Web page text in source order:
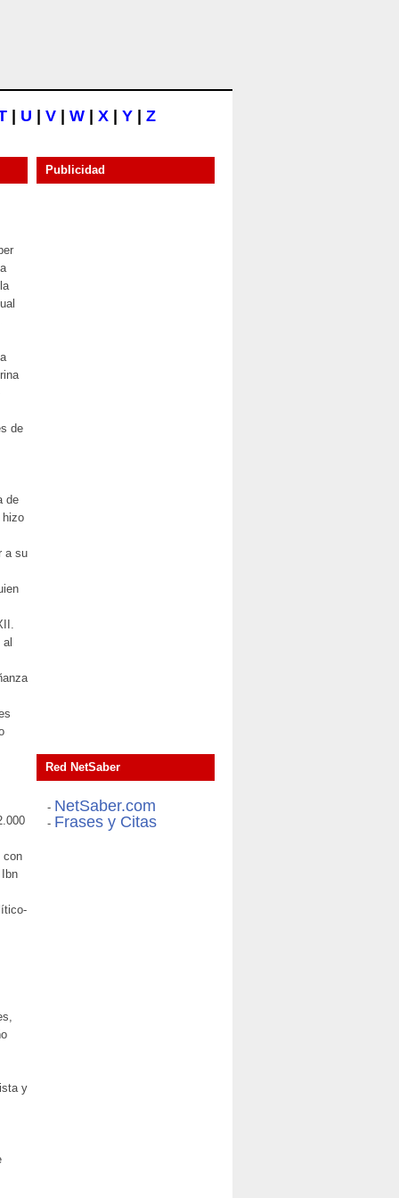
U V W X Y Z
de
de
hizo
a su
con
y
Publicidad
Red NetSaber
- NetSaber.com
- Frases y Citas